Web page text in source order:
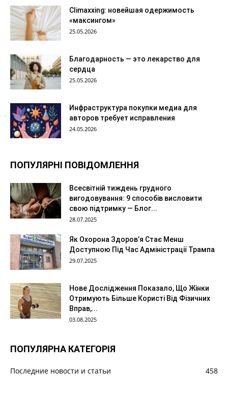
Climaxxing: новейшая одержимость
«максингом»
25.05.2026
Благодарность — это лекарство для
сердца
25.05.2026
Инфраструктура покупки медиа для
авторов требует исправления
24.05.2026
ПОПУЛЯРНІ ПОВІДОМЛЕННЯ
Всесвітній тиждень грудного
вигодовування: 9 способів висловити
свою підтримку — Блог...
28.07.2025
Як Охорона Здоров’я Стає Менш
Доступною Під Час Адміністрації Трампа
29.07.2025
Нове Дослідження Показало, Що Жінки
Отримують Більше Користі Від Фізичних
Вправ,...
03.08.2025
ПОПУЛЯРНА КАТЕГОРІЯ
Последние новости и статьи 458